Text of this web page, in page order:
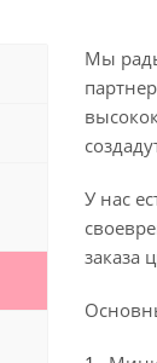
Мы
У нас
заказа